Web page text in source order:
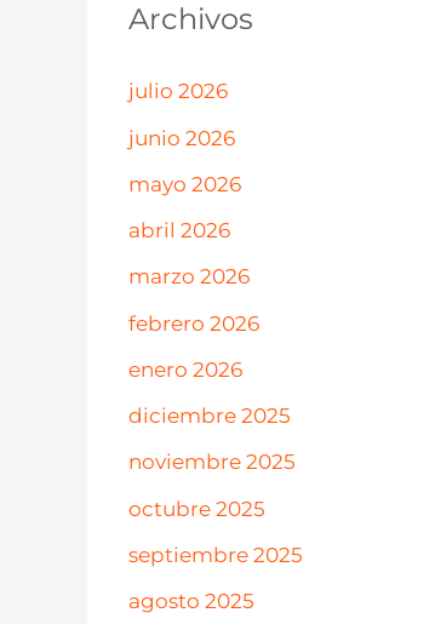
Archivos
julio 2026
junio 2026
mayo 2026
abril 2026
marzo 2026
febrero 2026
enero 2026
diciembre 2025
noviembre 2025
octubre 2025
septiembre 2025
agosto 2025